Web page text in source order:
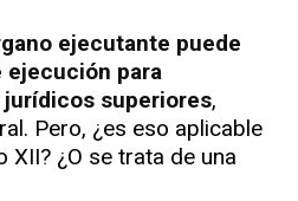
ejecutante puede
ejecución para
jurídicos superiores,
Pero, ¿es eso aplicable
XII? ¿O se trata de una